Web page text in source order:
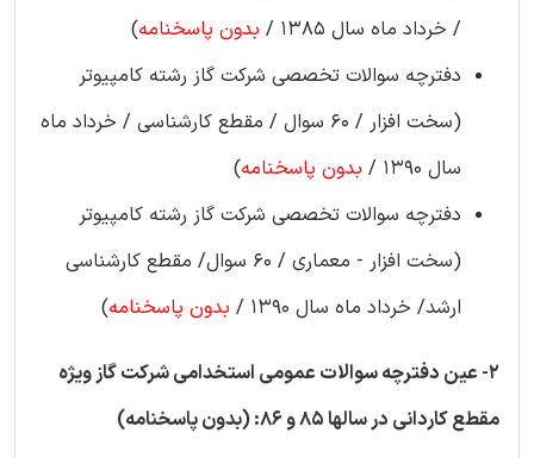
/ خرداد ماه سال 1385 /
بدون پاسخنامه)
دفترچه سوالات تخصصی شرکت گاز رشته کامپیوتر
(سخت افزار / 60 سوال / مقطع کارشناسی / خرداد ماه
سال 1390 /
بدون پاسخنامه)
دفترچه سوالات تخصصی شرکت گاز رشته کامپیوتر
(سخت افزار - معماری / 60 سوال/ مقطع کارشناسی
ارشد/ خرداد ماه سال 1390 /
بدون پاسخنامه)
2- عین دفترچه سوالات عمومی استخدامی شرکت گاز ویژه
مقطع کاردانی در سالها 85 و 86: (بدون پاسخنامه)